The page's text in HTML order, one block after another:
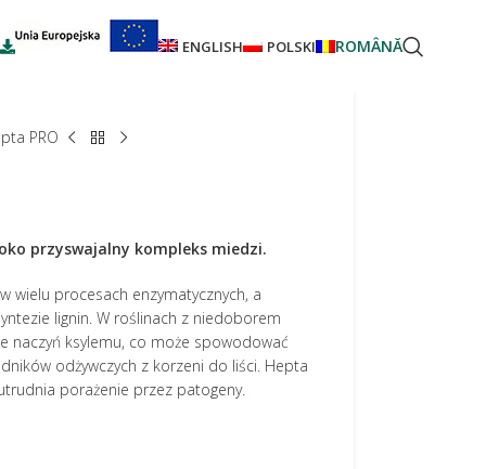
ENGLISH POLSKI ROMÂNĂ
PRO
przyswajalny kompleks miedzi.
wielu procesach enzymatycznych, a
lignin. W roślinach z niedoborem
naczyń ksylemu, co może spowodować
odżywczych z korzeni do liści. Hepta
porażenie przez patogeny.